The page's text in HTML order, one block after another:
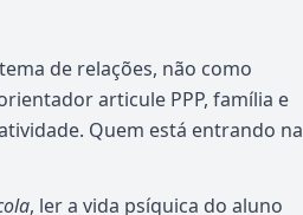
de relações, não como
articule PPP, família e
Quem está entrando na
, ler a vida psíquica do aluno